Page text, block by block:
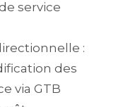
service
:
des
via GTB